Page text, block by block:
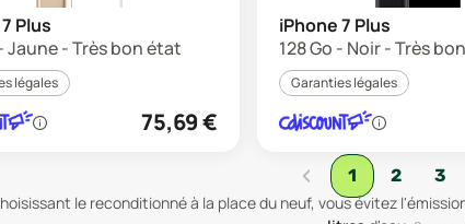
Plus
Jaune - Très bon état
légales
75,69€
iPhone 7 Plus
128 Go - Noir - Très
Garanties légales
‹ 1 2 3
le reconditionné à la place du neuf, vous évitez